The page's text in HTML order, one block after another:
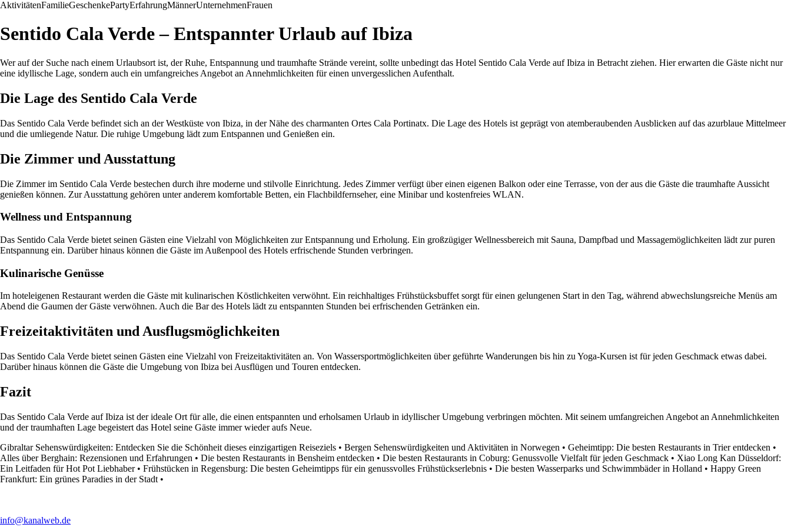
AktivitätenFamilieGeschenkePartyErfahrungMännerUnternehmenFrauen
Sentido Cala Verde – Entspannter Urlaub auf Ibiza
Wer auf der Suche nach einem Urlaubsort ist, der Ruhe, Entspannung und traumhafte Strände vereint, sollte unbedingt das Hotel Sentido Cala Verde auf Ibiza in Betracht ziehen. Hier erwarten die Gäste nicht nur
eine idyllische Lage, sondern auch ein umfangreiches Angebot an Annehmlichkeiten für einen unvergesslichen Aufenthalt.
Die Lage des Sentido Cala Verde
Das Sentido Cala Verde befindet sich an der Westküste von Ibiza, in der Nähe des charmanten Ortes Cala Portinatx. Die Lage des Hotels ist geprägt von atemberaubenden Ausblicken auf das azurblaue Mittelmeer
und die umliegende Natur. Die ruhige Umgebung lädt zum Entspannen und Genießen ein.
Die Zimmer und Ausstattung
Die Zimmer im Sentido Cala Verde bestechen durch ihre moderne und stilvolle Einrichtung. Jedes Zimmer verfügt über einen eigenen Balkon oder eine Terrasse, von der aus die Gäste die traumhafte Aussicht
genießen können. Zur Ausstattung gehören unter anderem komfortable Betten, ein Flachbildfernseher, eine Minibar und kostenfreies WLAN.
Wellness und Entspannung
Das Sentido Cala Verde bietet seinen Gästen eine Vielzahl von Möglichkeiten zur Entspannung und Erholung. Ein großzügiger Wellnessbereich mit Sauna, Dampfbad und Massagemöglichkeiten lädt zur puren
Entspannung ein. Darüber hinaus können die Gäste im Außenpool des Hotels erfrischende Stunden verbringen.
Kulinarische Genüsse
Im hoteleigenen Restaurant werden die Gäste mit kulinarischen Köstlichkeiten verwöhnt. Ein reichhaltiges Frühstücksbuffet sorgt für einen gelungenen Start in den Tag, während abwechslungsreiche Menüs am
Abend die Gaumen der Gäste verwöhnen. Auch die Bar des Hotels lädt zu entspannten Stunden bei erfrischenden Getränken ein.
Freizeitaktivitäten und Ausflugsmöglichkeiten
Das Sentido Cala Verde bietet seinen Gästen eine Vielzahl von Freizeitaktivitäten an. Von Wassersportmöglichkeiten über geführte Wanderungen bis hin zu Yoga-Kursen ist für jeden Geschmack etwas dabei.
Darüber hinaus können die Gäste die Umgebung von Ibiza bei Ausflügen und Touren entdecken.
Fazit
Das Sentido Cala Verde auf Ibiza ist der ideale Ort für alle, die einen entspannten und erholsamen Urlaub in idyllischer Umgebung verbringen möchten. Mit seinem umfangreichen Angebot an Annehmlichkeiten
und der traumhaften Lage begeistert das Hotel seine Gäste immer wieder aufs Neue.
Gibraltar Sehenswürdigkeiten: Entdecken Sie die Schönheit dieses einzigartigen Reiseziels • Bergen Sehenswürdigkeiten und Aktivitäten in Norwegen • Geheimtipp: Die besten Restaurants in Trier entdecken •
Alles über Berghain: Rezensionen und Erfahrungen • Die besten Restaurants in Bensheim entdecken • Die besten Restaurants in Coburg: Genussvolle Vielfalt für jeden Geschmack • Xiao Long Kan Düsseldorf:
Ein Leitfaden für Hot Pot Liebhaber• Frühstücken in Regensburg: Die besten Geheimtipps für ein genussvolles Frühstückserlebnis • Die besten Wasserparks und Schwimmbäder in Holland • Happy Green
Frankfurt: Ein grünes Paradies in der Stadt •
info@kanalweb.de